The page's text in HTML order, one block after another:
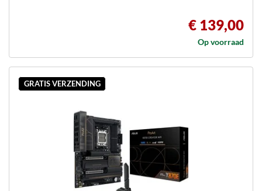
€ 139,00
Op voorraad
GRATIS VERZENDING